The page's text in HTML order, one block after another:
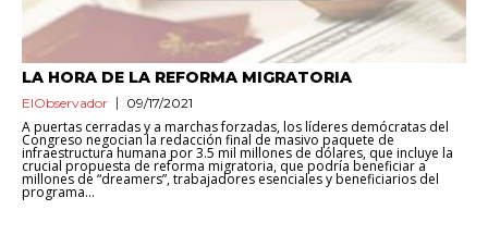
LA HORA DE LA REFORMA MIGRATORIA
ElObservador 09/17/2021
A puertas cerradas y a marchas forzadas, los líderes demócratas del
Congreso negocian la redacción final de masivo paquete de
infraestructura humana por 3.5 mil millones de dólares, que incluye la
crucial propuesta de reforma migratoria, que podría beneficiar a
millones de “dreamers”, trabajadores esenciales y beneficiarios del
programa...